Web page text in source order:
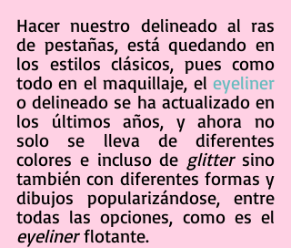
Hacer nuestro delineado al ras
de pestañas, está quedando en
los estilos clásicos, pues como
todo en el maquillaje, el eyeliner
o delineado se ha actualizado en
los últimos años, y ahora no
solo se lleva de diferentes
colores e incluso de glitter sino
también con diferentes formas y
dibujos popularizándose, entre
eyeliner flotante.